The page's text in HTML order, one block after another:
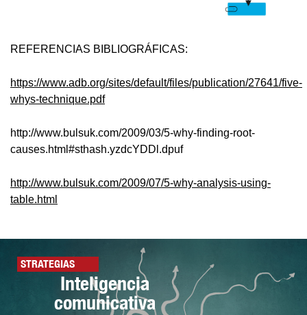
REFERENCIAS BIBLIOGRÁFICAS:
https://www.adb.org/sites/default/files/publication/27641/five-
whys-technique.pdf
http://www.bulsuk.com/2009/03/5-why-finding-root-
causes.html#sthash.yzdcYDDl.dpuf
http://www.bulsuk.com/2009/07/5-why-analysis-using-
table.html
STRATEGIAS
Inteligencia
comunicativa